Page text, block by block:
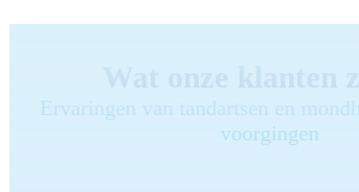
Ervaringen van tandartsen en
voorgingen